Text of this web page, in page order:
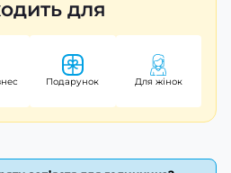
для
Подарунок Для жінок